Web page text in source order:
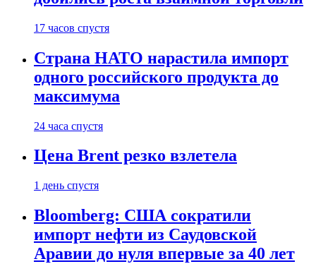
17 часов спустя
Страна НАТО нарастила импорт
одного российского продукта до
максимума
24 часа спустя
Цена Brent резко взлетела
1 день спустя
Bloomberg: США сократили
импорт нефти из Саудовской
Аравии до нуля впервые за 40 лет